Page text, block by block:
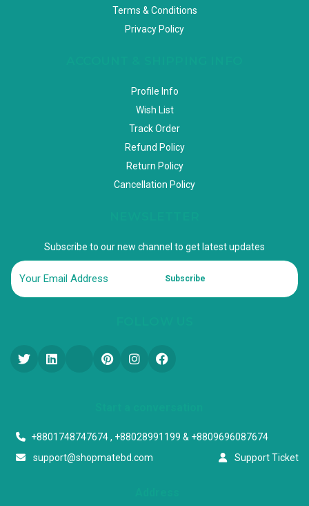
Terms & Conditions
Privacy Policy
Profile Info
Wish List
Track Order
Refund Policy
Return Policy
Cancellation Policy
Subscribe to our new channel to get latest updates
Subscribe
+8801748747674 , +88028991199 & +8809696087674
support@shopmatebd.com
Support Ticket